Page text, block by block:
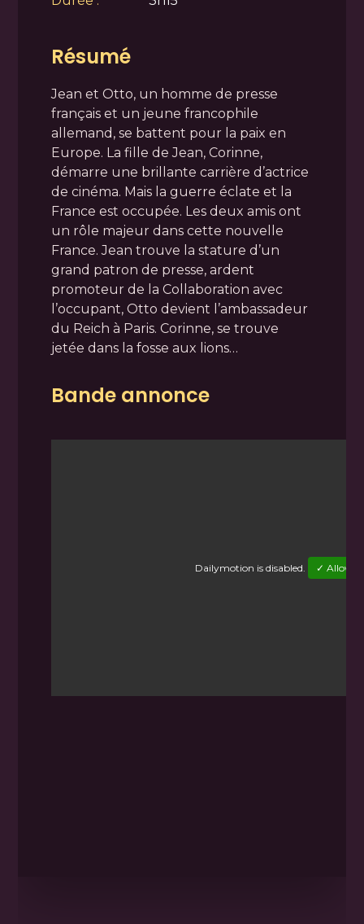
Résumé
Jean et Otto, un homme de presse
français et un jeune francophile
allemand, se battent pour la paix en
Europe. La fille de Jean, Corinne,
démarre une brillante carrière d’actrice
de cinéma. Mais la guerre éclate et la
France est occupée. Les deux amis ont
un rôle majeur dans cette nouvelle
France. Jean trouve la stature d’un
grand patron de presse, ardent
promoteur de la Collaboration avec
l’occupant, Otto devient l’ambassadeur
du Reich à Paris. Corinne, se trouve
jetée dans la fosse aux lions…
Bande annonce
Dailymotion is disabled. ✓ Allow